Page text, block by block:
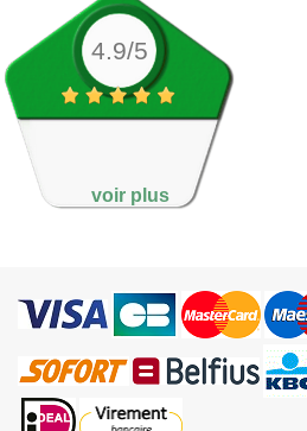
4.9/5
voir plus